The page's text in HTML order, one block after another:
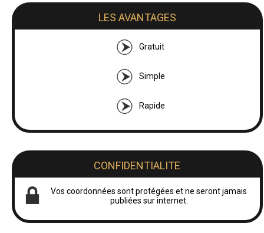
LES AVANTAGES
Gratuit
Simple
Rapide
CONFIDENTIALITE
Vos coordonnées sont protégées et ne seront jamais
publiées sur internet.